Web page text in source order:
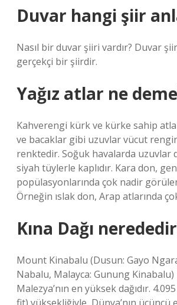
Duvar hangi şiir
Nasıl bir duvar şiiri vardır? Duvar
gerçekçi bir şiirdir.
Yağız atlar ne
Kahverengi kürk ve kürke sahip
ve bacaklar gibi uzuvlar vücut
renktedir. Soğuk havalarda uzuvlar
siyah tüylerle kaplıdır. Kara don,
popülasyonlarında çok nadir
Örneğin ıslak don, Arap atlarında
Kına Dağı
Mount Kinabalu (Dusun: Gayo
Nabalu, Malayca: Gunung
Malezya’nın en yüksek dağıdır.